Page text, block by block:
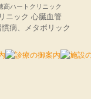
高ハートクリニック